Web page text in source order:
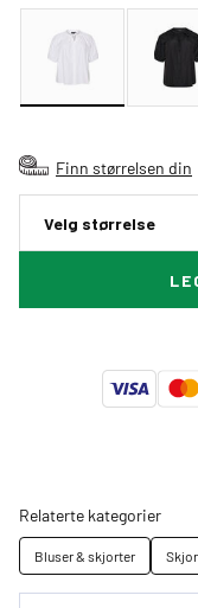
Finn størrelsen din
Velg størrelse
Relaterte kategorier
Bluser & skjorter